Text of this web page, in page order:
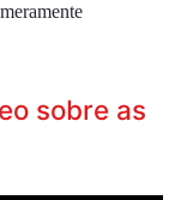
sobre as